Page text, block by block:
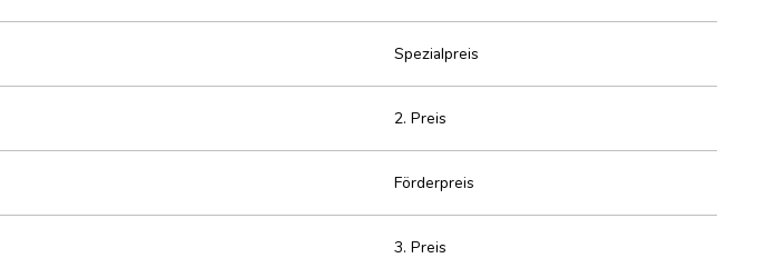
Spezialpreis
2. Preis
Förderpreis
3. Preis